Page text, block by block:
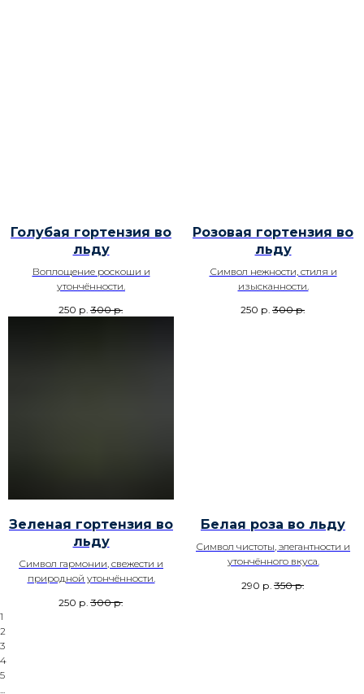
Голубая гортензия во
льду
Воплощение роскоши и
утончённости.
250 р. 300 р.
Розовая гортензия во
льду
Символ нежности, стиля и
изысканности.
250 р. 300 р.
Зеленая гортензия во
льду
Символ гармонии, свежести и
природной утончённости.
250 р. 300 р.
Белая роза во льду
Символ чистоты, элегантности и
утончённого вкуса.
290 р. 350 р.
1
2
3
4
5